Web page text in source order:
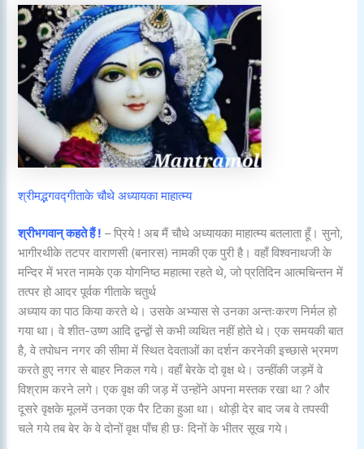
श्रीमद्भगवद्गीताके चौथे अध्यायका माहात्म्य
श्रीभगवान् कहते हैं ! – प्रिये ! अब मैं चौथे अध्यायका माहात्म्य बतलाता हूँ। सुनो,
भागीरथीके तटपर वाराणसी (बनारस) नामकी एक पुरी है। वहाँ विश्वनाथजी के
मन्दिर में भरत नामके एक योगनिष्ठ महात्मा रहते थे, जो प्रतिदिन आत्मचिन्तन में
तत्पर हो आदर पूर्वक गीताके चतुर्थ
अध्याय का पाठ किया करते थे। उसके अभ्यास से उनका अन्तःकरण निर्मल हो
गया था। वे शीत-उष्ण आदि द्वन्द्वों से कभी व्यथित नहीं होते थे। एक समयकी बात
है, वे तपोधन नगर की सीमा में स्थित देवताओं का दर्शन करनेकी इच्छासे भ्रमण
करते हुए नगर से बाहर निकल गये। वहाँ बेरके दो वृक्ष थे। उन्हींकी जड़में वे
विश्राम करने लगे। एक वृक्ष की जड़ में उन्होंने अपना मस्तक रखा था ? और
दूसरे वृक्षके मूलमें उनका एक पैर टिका हुआ था। थोड़ी देर बाद जब वे तपस्वी
चले गये तब बेर के वे दोनों वृक्ष पाँच ही छः दिनों के भीतर सूख गये।